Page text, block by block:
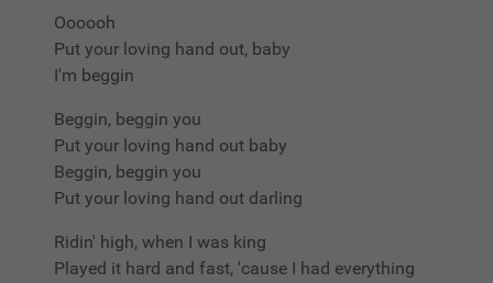
Oooooh
Put your loving hand out, baby
I'm beggin
Beggin, beggin you
Put your loving hand out baby
Beggin, beggin you
Put your loving hand out darling
Ridin' high, when I was king
Played it hard and fast, 'cause I had everything